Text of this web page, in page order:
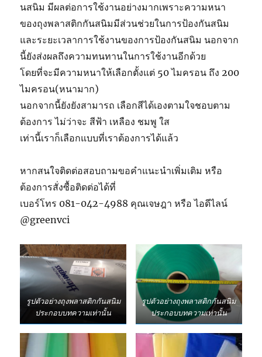
นสนิม มีผลต่อการใช้งานอย่างมากเพราะความหนา
ของถุงพลาสติกกันสนิมมีส่วนช่วยในการป้องกันสนิม
และระยะเวลาการใช้งานของการป้องกันสนิม นอกจาก
นี้ยังส่งผลถึงความทนทานในการใช้งานอีกด้วย
โดยที่จะมีความหนาให้เลือกตั้งแต่ 50 ไมครอน ถึง 200
ไมครอน(หนามาก)
นอกจากนี้ยังยังสามารถ เลือกสีได้เองตามใจชอบตาม
ต้องการ ไม่ว่าจะ สีฟ้า เหลือง ชมพู ใส
เท่านี้เราก็เลือกแบบที่เราต้องการได้แล้ว
หากสนใจติดต่อสอบถามขอคำแนะนำเพิ่มเติม หรือ
ต้องการสั่งซื้อติดต่อได้ที่
เบอร์โทร 081-042-4988 คุณเจษฎา หรือ ไอดีไลน์
@greenvci
รูปตัวอย่างถุงพลาสติกกันสนิม
ประกอบบทความเท่านั้น
รูปตัวอย่างถุงพลาสติกกันสนิม
ประกอบบทความเท่านั้น